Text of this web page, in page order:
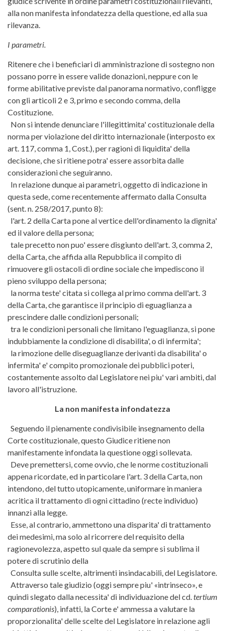
alla non manifesta infondatezza della questione, ed alla sua
rilevanza.
I parametri.
Ritenere che i beneficiari di amministrazione di sostegno non
possano porre in essere valide donazioni, neppure con le
forme abilitative previste dal panorama normativo, confligge
con gli articoli 2 e 3, primo e secondo comma, della
Costituzione.
Non si intende denunciare l'illegittimita' costituzionale della
norma per violazione del diritto internazionale (interposto ex
art. 117, comma 1, Cost.), per ragioni di liquidita' della
decisione, che si ritiene potra' essere assorbita dalle
considerazioni che seguiranno.
In relazione dunque ai parametri, oggetto di indicazione in
questa sede, come recentemente affermato dalla Consulta
(sent. n. 258/2017, punto 8):
l'art. 2 della Carta pone al vertice dell'ordinamento la dignita'
ed il valore della persona;
tale precetto non puo' essere disgiunto dell'art. 3, comma 2,
della Carta, che affida alla Repubblica il compito di
rimuovere gli ostacoli di ordine sociale che impediscono il
pieno sviluppo della persona;
la norma teste' citata si collega al primo comma dell'art. 3
della Carta, che garantisce il principio di eguaglianza a
prescindere dalle condizioni personali;
tra le condizioni personali che limitano l'eguaglianza, si pone
indubbiamente la condizione di disabilita', o di infermita';
la rimozione delle diseguaglianze derivanti da disabilita' o
infermita' e' compito promozionale dei pubblici poteri,
costantemente assolto dal Legislatore nei piu' vari ambiti, dal
lavoro all'istruzione.
La non manifesta infondatezza
Seguendo il pienamente condivisibile insegnamento della
Corte costituzionale, questo Giudice ritiene non
manifestamente infondata la questione oggi sollevata.
Deve premettersi, come ovvio, che le norme costituzionali
appena ricordate, ed in particolare l'art. 3 della Carta, non
intendono, del tutto utopicamente, uniformare in maniera
acritica il trattamento di ogni cittadino (recte individuo)
innanzi alla legge.
Esse, al contrario, ammettono una disparita' di trattamento
dei medesimi, ma solo al ricorrere del requisito della
ragionevolezza, aspetto sul quale da sempre si sublima il
potere di scrutinio della
Consulta sulle scelte, altrimenti insindacabili, del Legislatore.
Attraverso tale giudizio (oggi sempre piu' «intrinseco», e
quindi slegato dalla necessita' di individuazione del cd.tertium
comparationis), infatti, la Corte e' ammessa a valutare la
proporzionalita' delle scelte del Legislatore in relazione agli